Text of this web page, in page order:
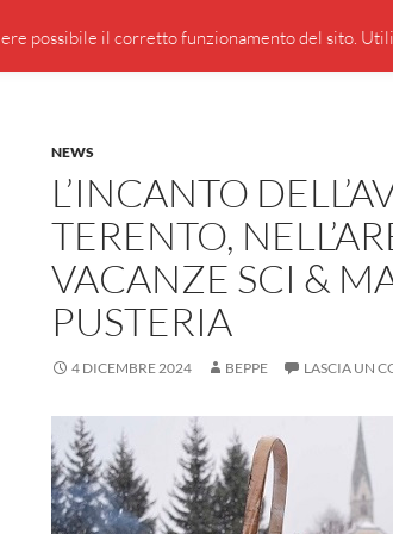
NEWS
L’INCANTO
TERENTO,
VACANZE SCI &
PUSTERIA
4 DICEMBRE 2024 BEPPE LASCIA UN
possibile il corretto funzionamento del sito.